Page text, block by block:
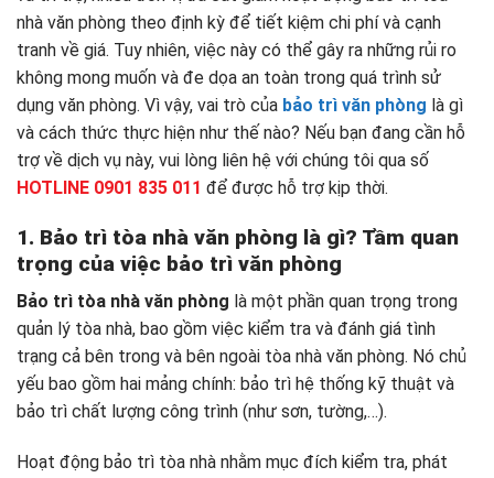
nhà văn phòng theo định kỳ để tiết kiệm chi phí và cạnh
tranh về giá. Tuy nhiên, việc này có thể gây ra những rủi ro
không mong muốn và đe dọa an toàn trong quá trình sử
dụng văn phòng. Vì vậy, vai trò của bảo trì văn phòng là gì
và cách thức thực hiện như thế nào? Nếu bạn đang cần hỗ
trợ về dịch vụ này, vui lòng liên hệ với chúng tôi qua số
HOTLINE 0901 835 011 để được hỗ trợ kịp thời.
1. Bảo trì tòa nhà văn phòng là gì? Tầm quan
trọng của việc bảo trì văn phòng
Bảo trì tòa nhà văn phòng là một phần quan trọng trong
quản lý tòa nhà, bao gồm việc kiểm tra và đánh giá tình
trạng cả bên trong và bên ngoài tòa nhà văn phòng. Nó chủ
yếu bao gồm hai mảng chính: bảo trì hệ thống kỹ thuật và
bảo trì chất lượng công trình (như sơn, tường,…).
Hoạt động bảo trì tòa nhà nhằm mục đích kiểm tra, phát